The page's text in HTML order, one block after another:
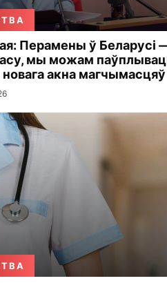
Перамены ў Беларусі
мы можам
новага акна магчымасцяў